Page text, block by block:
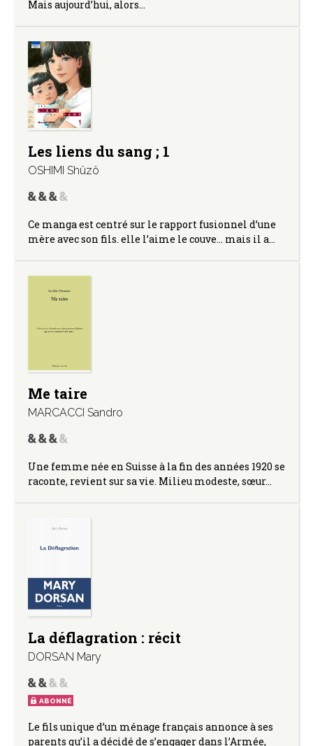
Mais aujourd’hui, alors…
Les liens du sang ; 1
OSHIMI Shûzô
Ce manga est centré sur le rapport fusionnel d’une
mère avec son fils. elle l’aime le couve… mais il a…
Me taire
MARCACCI Sandro
Une femme née en Suisse à la fin des années 1920 se
raconte, revient sur sa vie. Milieu modeste, sœur…
La déflagration : récit
DORSAN Mary
ABONNÉ
Le fils unique d’un ménage français annonce à ses
parents qu’il a décidé de s’engager dans l’Armée,